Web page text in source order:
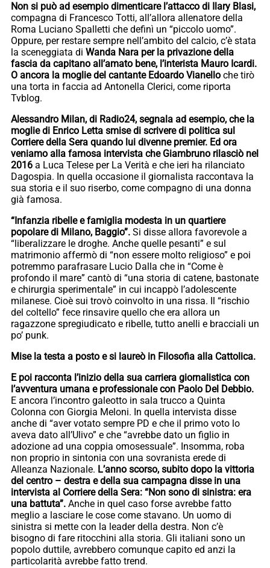
Non si può ad esempio dimenticare l’attacco di Ilary Blasi,
compagna di Francesco Totti, all’allora allenatore della
Roma Luciano Spalletti che definì un “piccolo uomo”.
Oppure, per restare sempre nell’ambito del calcio, c’è stata
la sceneggiata di Wanda Nara per la privazione della
fascia da capitano all’amato bene, l’interista Mauro Icardi.
O ancora la moglie del cantante Edoardo Vianello che tirò
una torta in faccia ad Antonella Clerici, come riporta
Tvblog.
Alessandro Milan, di Radio24, segnala ad esempio, che la
moglie di Enrico Letta smise di scrivere di politica sul
Corriere della Sera quando lui divenne premier. Ed ora
veniamo alla famosa intervista che Giambruno rilasciò nel
2016 a Luca Telese per La Verità e che ieri ha rilanciato
Dagospia. In quella occasione il giornalista raccontava la
sua storia e il suo riserbo, come compagno di una donna
già famosa.
“Infanzia ribelle e famiglia modesta in un quartiere
popolare di Milano, Baggio”. Si disse allora favorevole a
“liberalizzare le droghe. Anche quelle pesanti” e sul
matrimonio affermò di “non essere molto religioso” e poi
potremmo parafrasare Lucio Dalla che in “Come è
profondo il mare” cantò di “una storia di catene, bastonate
e chirurgia sperimentale” in cui incappò l’adolescente
milanese. Cioè sui trovò coinvolto in una rissa. Il “rischio
del coltello” fece rinsavire quello che era allora un
ragazzone spregiudicato e ribelle, tutto anelli e bracciali un
po’ punk.
Mise la testa a posto e si laureò in Filosofia alla Cattolica.
E poi racconta l’inizio della sua carriera giornalistica con
l’avventura umana e professionale con Paolo Del Debbio.
E ancora l’incontro galeotto in sala trucco a Quinta
Colonna con Giorgia Meloni. In quella intervista disse
anche di “aver votato sempre PD e che il primo voto lo
aveva dato all’Ulivo” e che “avrebbe dato un figlio in
adozione ad una coppia omosessuale”. Insomma, roba
non proprio in sintonia con una sovranista erede di
Alleanza Nazionale. L’anno scorso, subito dopo la vittoria
del centro – destra e della sua campagna disse in una
intervista al Corriere della Sera: “Non sono di sinistra: era
una battuta”. Anche in quel caso forse avrebbe fatto
meglio a lasciare le cose come stavano. Un uomo di
sinistra si mette con la leader della destra. Non c’è
bisogno di fare ritocchini alla storia. Gli italiani sono un
popolo duttile, avrebbero comunque capito ed anzi la
particolarità avrebbe fatto trend.